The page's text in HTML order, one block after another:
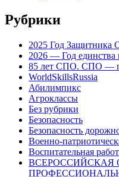
Рубрики
2025 Год Защитника
2026 — Год единства
85 лет СПО. СПО —
WorldSkillsRussia
Абилимпикс
Агроклассы
Без рубрики
Безопасность
Безопасность
Военно-
Воспитательная
ВСЕРОССИЙСКАЯ